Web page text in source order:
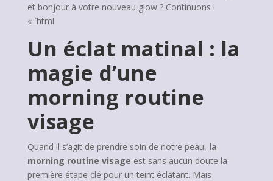
et bonjour à votre nouveau glow ? Continuons !
« `html
Un éclat matinal : la
magie d’une
morning routine
visage
Quand il s’agit de prendre soin de notre peau, la
morning routine visage est sans aucun doute la
première étape clé pour un teint éclatant. Mais